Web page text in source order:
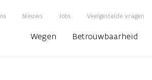
Nieuws Jobs Veelgestelde vragen
Wegen Betrouwbaarheid